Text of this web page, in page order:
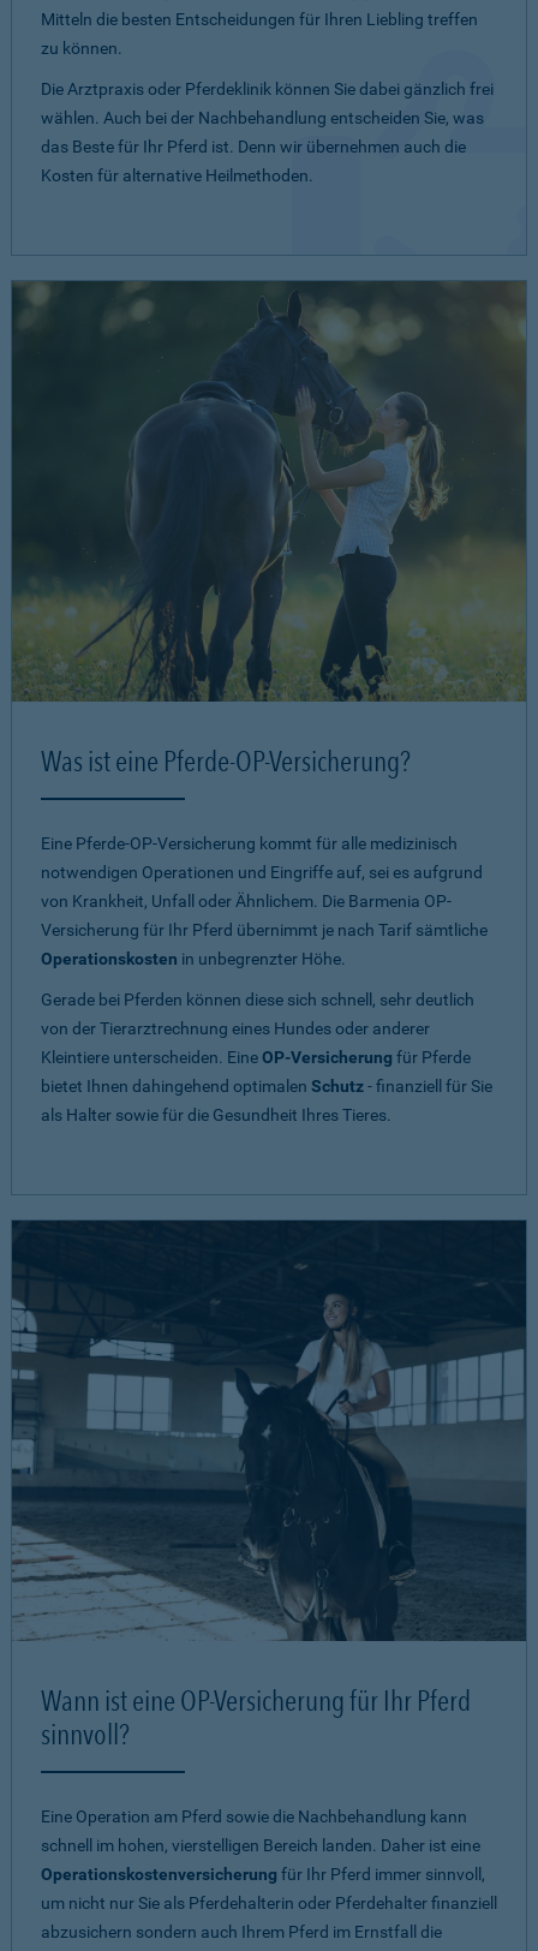
Mitteln die besten Entscheidungen für Ihren Liebling treffen
zu können.
Die Arztpraxis oder Pferdeklinik können Sie dabei gänzlich frei
wählen. Auch bei der Nachbehandlung entscheiden Sie, was
das Beste für Ihr Pferd ist. Denn wir übernehmen auch die
Kosten für alternative Heilmethoden.
Was ist eine Pferde-OP-Versicherung?
Eine Pferde-OP-Versicherung kommt für alle medizinisch
notwendigen Operationen und Eingriffe auf, sei es aufgrund
von Krankheit, Unfall oder Ähnlichem. Die Barmenia OP-
Versicherung für Ihr Pferd übernimmt je nach Tarif sämtliche
Operationskosten in unbegrenzter Höhe.
Gerade bei Pferden können diese sich schnell, sehr deutlich
von der Tierarztrechnung eines Hundes oder anderer
Kleintiere unterscheiden. EineOP-Versicherung für Pferde
bietet Ihnen dahingehend optimalen Schutz- finanziell für Sie
als Halter sowie für die Gesundheit Ihres Tieres.
Wann ist eine OP-Versicherung für Ihr Pferd
sinnvoll?
Eine Operation am Pferd sowie die Nachbehandlung kann
schnell im hohen, vierstelligen Bereich landen. Daher ist eine
Operationskostenversicherung für Ihr Pferd immer sinnvoll,
um nicht nur Sie als Pferdehalterin oder Pferdehalter finanziell
abzusichern sondern auch Ihrem Pferd im Ernstfall die